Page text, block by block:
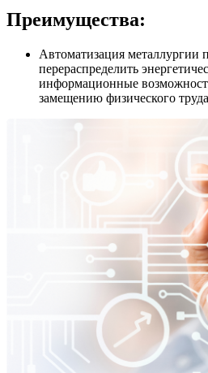
Преимущества:
Автоматизация металлургии
перераспределить
информационные
замещению физического